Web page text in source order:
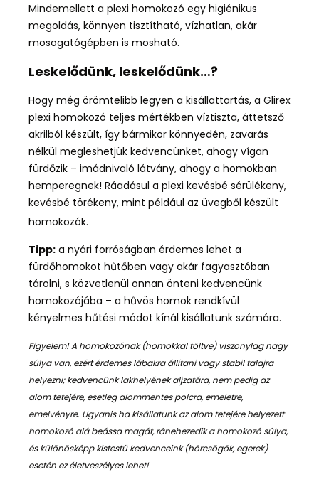
Mindemellett a plexi homokozó egy higiénikus
megoldás, könnyen tisztítható, vízhatlan, akár
mosogatógépben is mosható.
Leskelődünk, leskelődünk…?
Hogy még örömtelibb legyen a kisállattartás, a Glirex
plexi homokozó teljes mértékben víztiszta, áttetsző
akrilból készült, így bármikor könnyedén, zavarás
nélkül megleshetjük kedvencünket, ahogy vígan
fürdőzik – imádnivaló látvány, ahogy a homokban
hemperegnek! Ráadásul a plexi kevésbé sérülékeny,
kevésbé törékeny, mint például az üvegből készült
homokozók.
Tipp: a nyári forróságban érdemes lehet a
fürdőhomokot hűtőben vagy akár fagyasztóban
tárolni, s közvetlenül onnan önteni kedvencünk
homokozójába – a hűvös homok rendkívül
kényelmes hűtési módot kínál kisállatunk számára.
Figyelem! A homokozónak (homokkal töltve) viszonylag nagy
súlya van, ezért érdemes lábakra állítani vagy stabil talajra
helyezni; kedvencünk lakhelyének aljzatára, nem pedig az
alom tetejére, esetleg alommentes polcra, emeletre,
emelvényre. Ugyanis ha kisállatunk az alom tetejére helyezett
homokozó alá beássa magát, ránehezedik a homokozó súlya,
és különösképp kistestű kedvenceink (hörcsögök, egerek)
esetén ez életveszélyes lehet!